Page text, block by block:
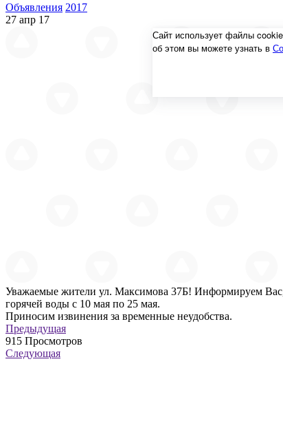
Объявления 2017
27 апр 17
Уважаемые жители ул. Максимова 37Б! Информируем Вас,
горячей воды с 10 мая по 25 мая.
Приносим извинения за временные неудобства.
Предыдущая
915 Просмотров
Следующая
Сайт использует файлы
об этом вы можете узнать в